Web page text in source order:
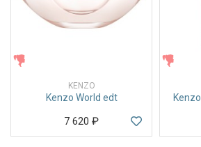
KENZO
Kenzo World edt
7 620 ₽